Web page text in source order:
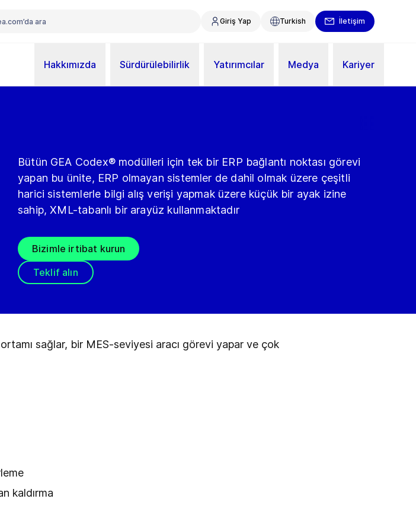
Giriş Yap Turkish İletişim
Hakkımızda Sürdürülebilirlik Yatırımcılar Medya Kariyer
Bütün GEA Codex® modülleri için tek bir ERP bağlantı noktası görevi
yapan bu ünite, ERP olmayan sistemler de dahil olmak üzere çeşitli
harici sistemlerle bilgi alış verişi yapmak üzere küçük bir ayak izine
sahip, XML-tabanlı bir arayüz kullanmaktadır
Bizimle irtibat kurun
Teklif alın
sağlar, bir MES-seviyesi aracı görevi yapar ve çok
kaldırma